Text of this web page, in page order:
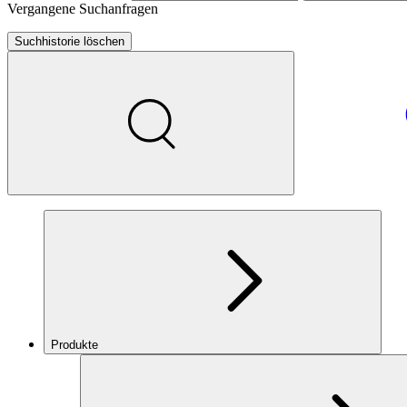
Vergangene Suchanfragen
Suchhistorie löschen
Produkte